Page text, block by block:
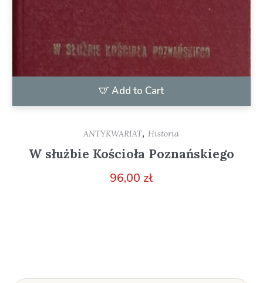
Add to Cart
ANTYKWARIAT,Historia
W służbie Kościoła Poznańskiego
96,00 zł